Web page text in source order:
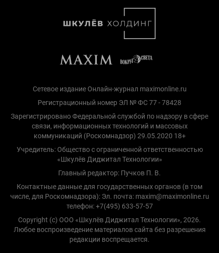
Сетевое издание Онлайн-журнал maximonline.ru
Регистрационный номер ЭЛ № ФС 77 - 78428
Зарегистрировано Федеральной службой по надзору в сфере
связи, информационных технологий и массовых
коммуникаций (Роскомнадзор) 29.05.2020 18+
Учредитель: Общество с ограниченной ответственностью
«Шкулёв Диджитал Технологии»
Главный редактор: Пучков П. В.
Контактные данные для государственных органов (в том
числе, для Роскомнадзора): Эл. почта: maxim@maximonline.ru
телефон: +7(495) 633-57-57
Copyright (с) ООО «Шкулёв Диджитал Технологии», 2026.
Любое воспроизведение материалов сайта без разрешения
редакции воспрещается.